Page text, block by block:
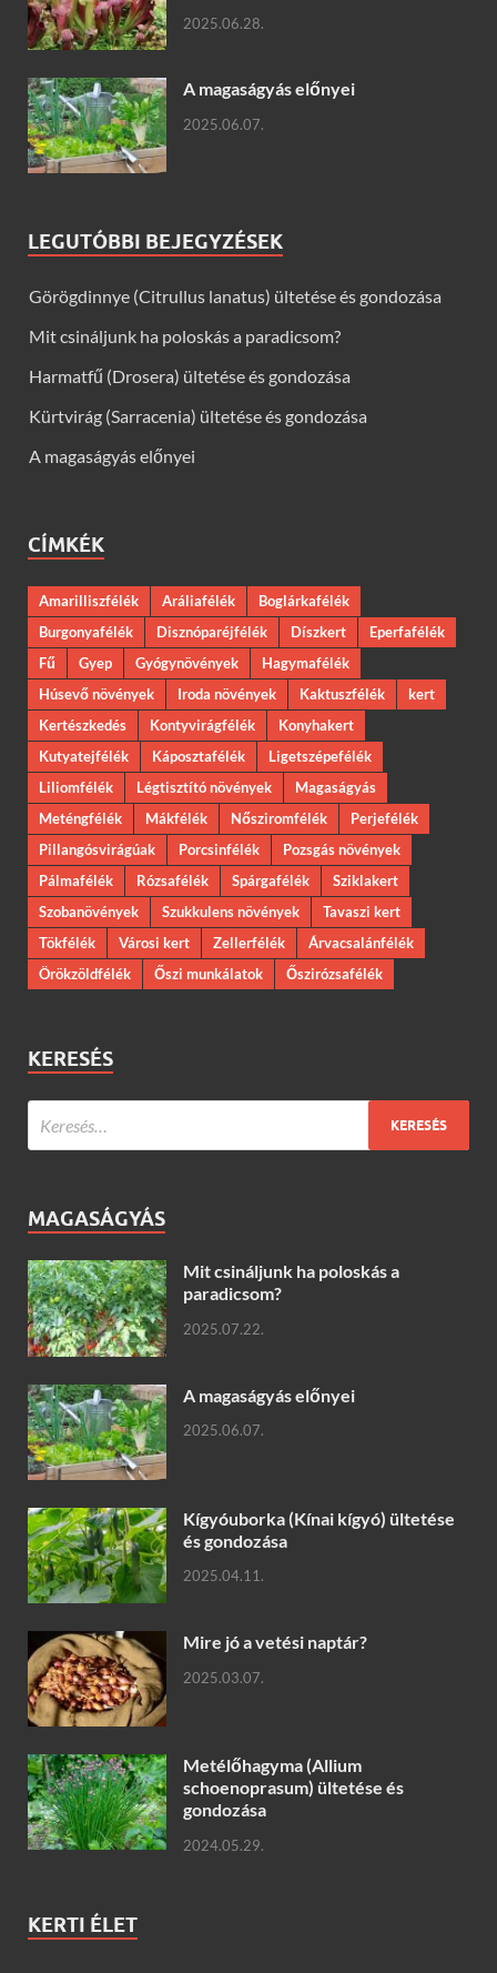
2025.06.28.
A magaságyás előnyei
2025.06.07.
LEGUTÓBBI BEJEGYZÉSEK
Görögdinnye (Citrullus lanatus) ültetése és gondozása
Mit csináljunk ha poloskás a paradicsom?
Harmatfű (Drosera) ültetése és gondozása
Kürtvirág (Sarracenia) ültetése és gondozása
A magaságyás előnyei
CÍMKÉK
Amarilliszfélék Aráliafélék
Boglárkafélék
Burgonyafélék
Disznóparéjfélék Díszkert
Eperfafélék
Fű
Gyep Gyógynövények
Hagymafélék
Húsevő növények
Iroda növények Kaktuszfélék
kert
Kertészkedés
Kontyvirágfélék
Konyhakert
Kutyatejfélék
Káposztafélék
Ligetszépefélék
Liliomfélék
Légtisztító növények
Magaságyás
Meténgfélék
Mákfélék Nősziromfélék
Perjefélék
Pillangósvirágúak
Porcsinfélék
Pozsgás növények
Pálmafélék
Rózsafélék Spárgafélék
Sziklakert
Szobanövények
Szukkulens növények
Tavaszi kert
Tökfélék
Városi kert Zellerfélék
Árvacsalánfélék
Örökzöldfélék
Őszi munkálatok Őszirózsafélék
KERESÉS
MAGASÁGYÁS
Mit csináljunk ha poloskás a
paradicsom?
2025.07.22.
A magaságyás előnyei
2025.06.07.
Kígyóuborka (Kínai kígyó) ültetése
és gondozása
2025.04.11.
Mire jó a vetési naptár?
2025.03.07.
Metélőhagyma (Allium
schoenoprasum) ültetése és
gondozása
2024.05.29.
KERTI ÉLET